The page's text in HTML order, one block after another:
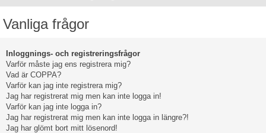
Vanliga frågor
Inloggnings- och registreringsfrågor
Varför måste jag ens registrera mig?
Vad är COPPA?
Varför kan jag inte registrera mig?
Jag har registrerat mig men kan inte logga in!
Varför kan jag inte logga in?
Jag har registrerat mig men kan inte logga in längre?!
Jag har glömt bort mitt lösenord!